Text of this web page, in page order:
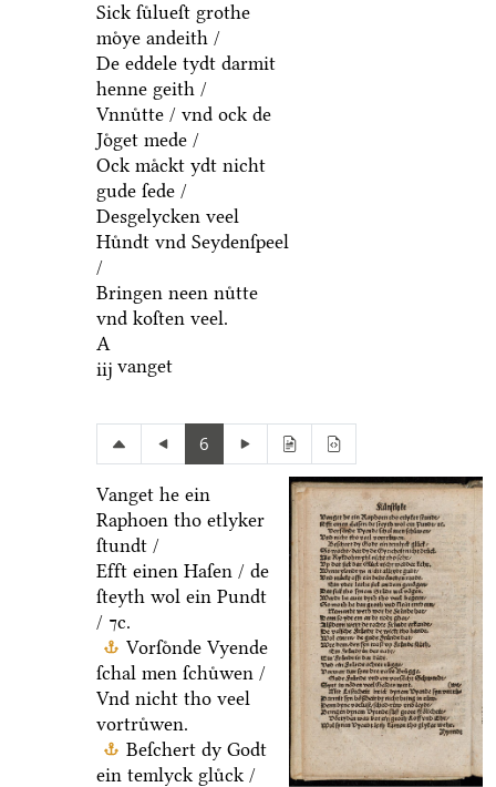
Sick ſuͤlueſt grothe
moͤye andeith /
De eddele tydt darmit
henne geith /
Vnnuͤtte / vnd ock de
Joͤget mede /
Ock maͤckt ydt nicht
gude ſede /
Desgelycken veel
Huͤndt vnd Seydenſpeel
/
Bringen neen nuͤtte
vnd koſten veel.
A
iij vanget
6
Vanget he ein
Raphoen tho etlyker
ſtundt /
Efft einen Haſen / de
ſteyth wol ein Pundt
/ ⁊c.
Vorſoͤnde Vyende
ſchal men ſchuͤwen /
Vnd nicht tho veel
vortruͤwen.
Beſchert dy Godt
ein temlyck gluͤck /